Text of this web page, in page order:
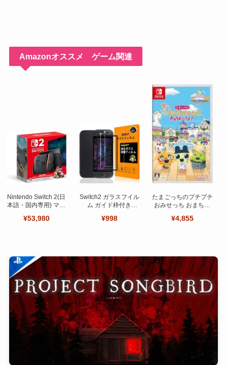
Amazonオススメ ゲーム関連
Nintendo Switch 2(日
本語・国内専用) マリ
ット
¥53,980
Switch2 ガラスフイル
ム ガイド枠付き
ット 日本旭硝子製-高
¥998
たまごっちのプチプチ
おみせっち おまちど
¥4,855